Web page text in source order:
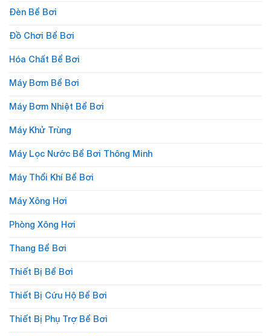
Đèn Bể Bơi
Đồ Chơi Bể Bơi
Hóa Chất Bể Bơi
Máy Bơm Bể Bơi
Máy Bơm Nhiệt Bể Bơi
Máy Khử Trùng
Máy Lọc Nước Bể Bơi Thông Minh
Máy Thổi Khí Bể Bơi
Máy Xông Hơi
Phòng Xông Hơi
Thang Bể Bơi
Thiết Bị Bể Bơi
Thiết Bị Cứu Hộ Bể Bơi
Thiết Bị Phụ Trợ Bể Bơi